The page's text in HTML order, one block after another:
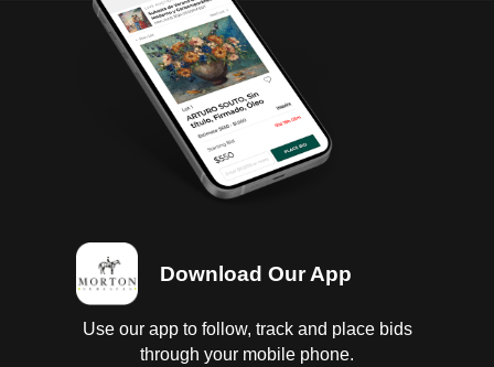
lo que no se garantiza su funcionamiento, motor a
diesel, con fuga de aceite, baterias dañadas, falta
tapon tanque de combustible; transmision
estandar sin probar; diferencial sin probar; interiores
regulares vestidura y tapete rotos; instrumentos
regulares, tablero regular, con faltantes; suspension
a muelles sin probar; chasis con corrosion; carroceria
golpes ligeros, forro de volante, cuartos
direccionales delanteros, puerta lado derecho,
llantas lisas.
Download Our App
Use our app to follow, track and place bids
through your mobile phone.